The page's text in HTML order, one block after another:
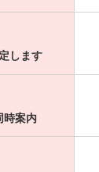
します
時案内